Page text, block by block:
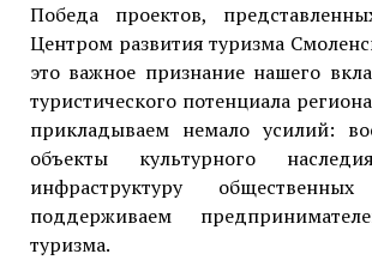
Победа проектов,
Центром развития туризма
это важное признание нашего
туристического потенциала
прикладываем немало усилий:
объекты культурного
инфраструктуру
поддерживаем
туризма.